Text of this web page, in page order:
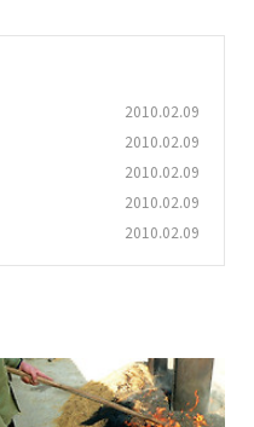
2010.02.09
2010.02.09
2010.02.09
2010.02.09
2010.02.09